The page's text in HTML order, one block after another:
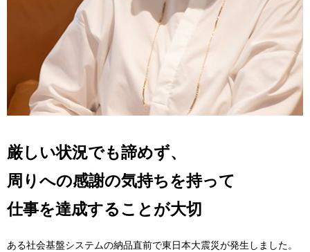
厳しい状況でも諦めず、
周りへの感謝の気持ちを持って
仕事を達成することが大切
ある社会基盤システムの納品直前で東日本大震災が発生しました。